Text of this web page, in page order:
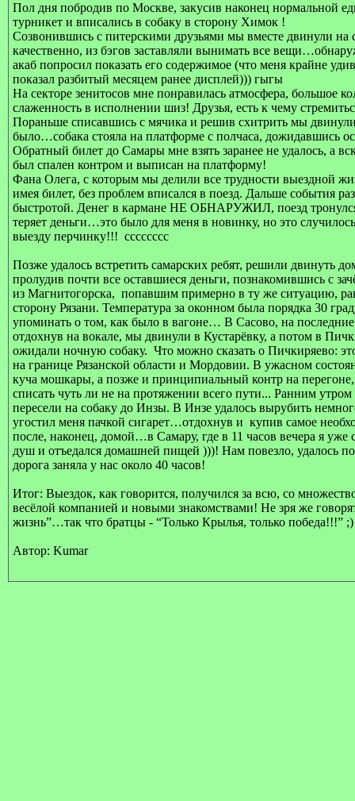
Пол дня побродив по Москве, закусив наконец нормальной
турникет и вписались в собаку в сторону Химок !
Созвонившись с питерскими друзьями мы вместе двинули на
качественно, из бэгов заставляли вынимать все
акаб попросил показать его содержимое (что меня крайне
показал разбитый месяцем ранее дисплей))) гыгы
На секторе зенитосов мне понравилась атмосфера, большое
слаженность в исполнении шиз! Друзья, есть к чему
Пораньше списавшись с мячика и решив схитрить мы двинули
было…собака стояла на платформе с полчаса, дожидавшись
Обратный билет до Самары мне взять заранее не удалось, а
был спален контром и выписан на платформу!
Фана Олега, с которым мы делили все трудности выездной
имея билет, без проблем вписался в поезд. Дальше события
быстротой. Денег в кармане НЕ ОБНАРУЖИЛ, поезд
теряет деньги…это было для меня в новинку, но это
выезду перчинку!!! сссссссс
Позже удалось встретить самарских ребят, решили двинуть
пролудив почти все оставшиеся деньги, познакомившись с
из Магнитогорска, попавшим примерно в ту же ситуацию,
сторону Рязани. Температура за оконном была порядка 30
упоминать о том, как было в вагоне… В Сасово, на
отдохнув на вокале, мы двинули в Кустарёвку, а потом в
ожидали ночную собаку. Что можно сказать о Пичкиряево:
на границе Рязанской области и Мордовии. В ужасном
куча мошкары, а позже и принципиальный контр на
списать чуть ли не на протяжении всего пути... Ранним
пересели на собаку до Инзы. В Инзе удалось вырубить
угостил меня пачкой сигарет…отдохнув и купив самое
после, наконец, домой…в Самару, где в 11 часов вечера я уже
душ и отъедался домашней пищей )))! Нам повезло, удалось
дорога заняла у нас около 40 часов!
Итог: Выездок, как говорится, получился за всю, со
весёлой компанией и новыми знакомствами! Не зря же
жизнь”…так что братцы - “Только Крылья, только победа!!!” ;)
Автор: Kumar